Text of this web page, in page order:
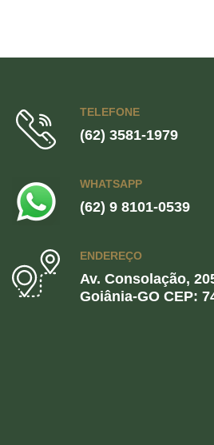
TELEFONE
(62) 3581-1979
WHATSAPP
(62) 9 8101-0539
ENDEREÇO
Av. Consolação,
Goiânia-GO CEP: